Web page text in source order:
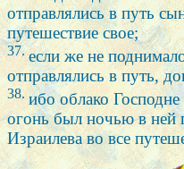
отправлялись в путь
путешествие свое;
37.если же не
отправлялись в путь,
38. ибо облако
огонь был ночью в ней
Израилева во все